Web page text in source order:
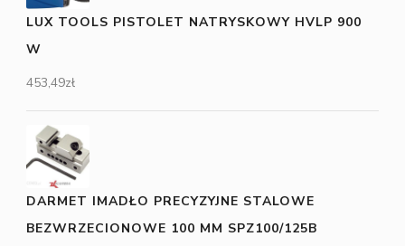
LUX TOOLS PISTOLET NATRYSKOWY HVLP 900
W
453,49zł
DARMET IMADŁO PRECYZYJNE STALOWE
BEZWRZECIONOWE 100 MM SPZ100/125B